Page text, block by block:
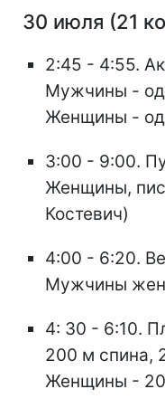
30 июля (21
2:45 - 4:55.
Мужчины -
Женщины -
3:00 - 9:00.
Женщины,
Костевич)
4:00 - 6:20.
Мужчины
4: 30 - 6:10.
200 м спина,
Женщины -